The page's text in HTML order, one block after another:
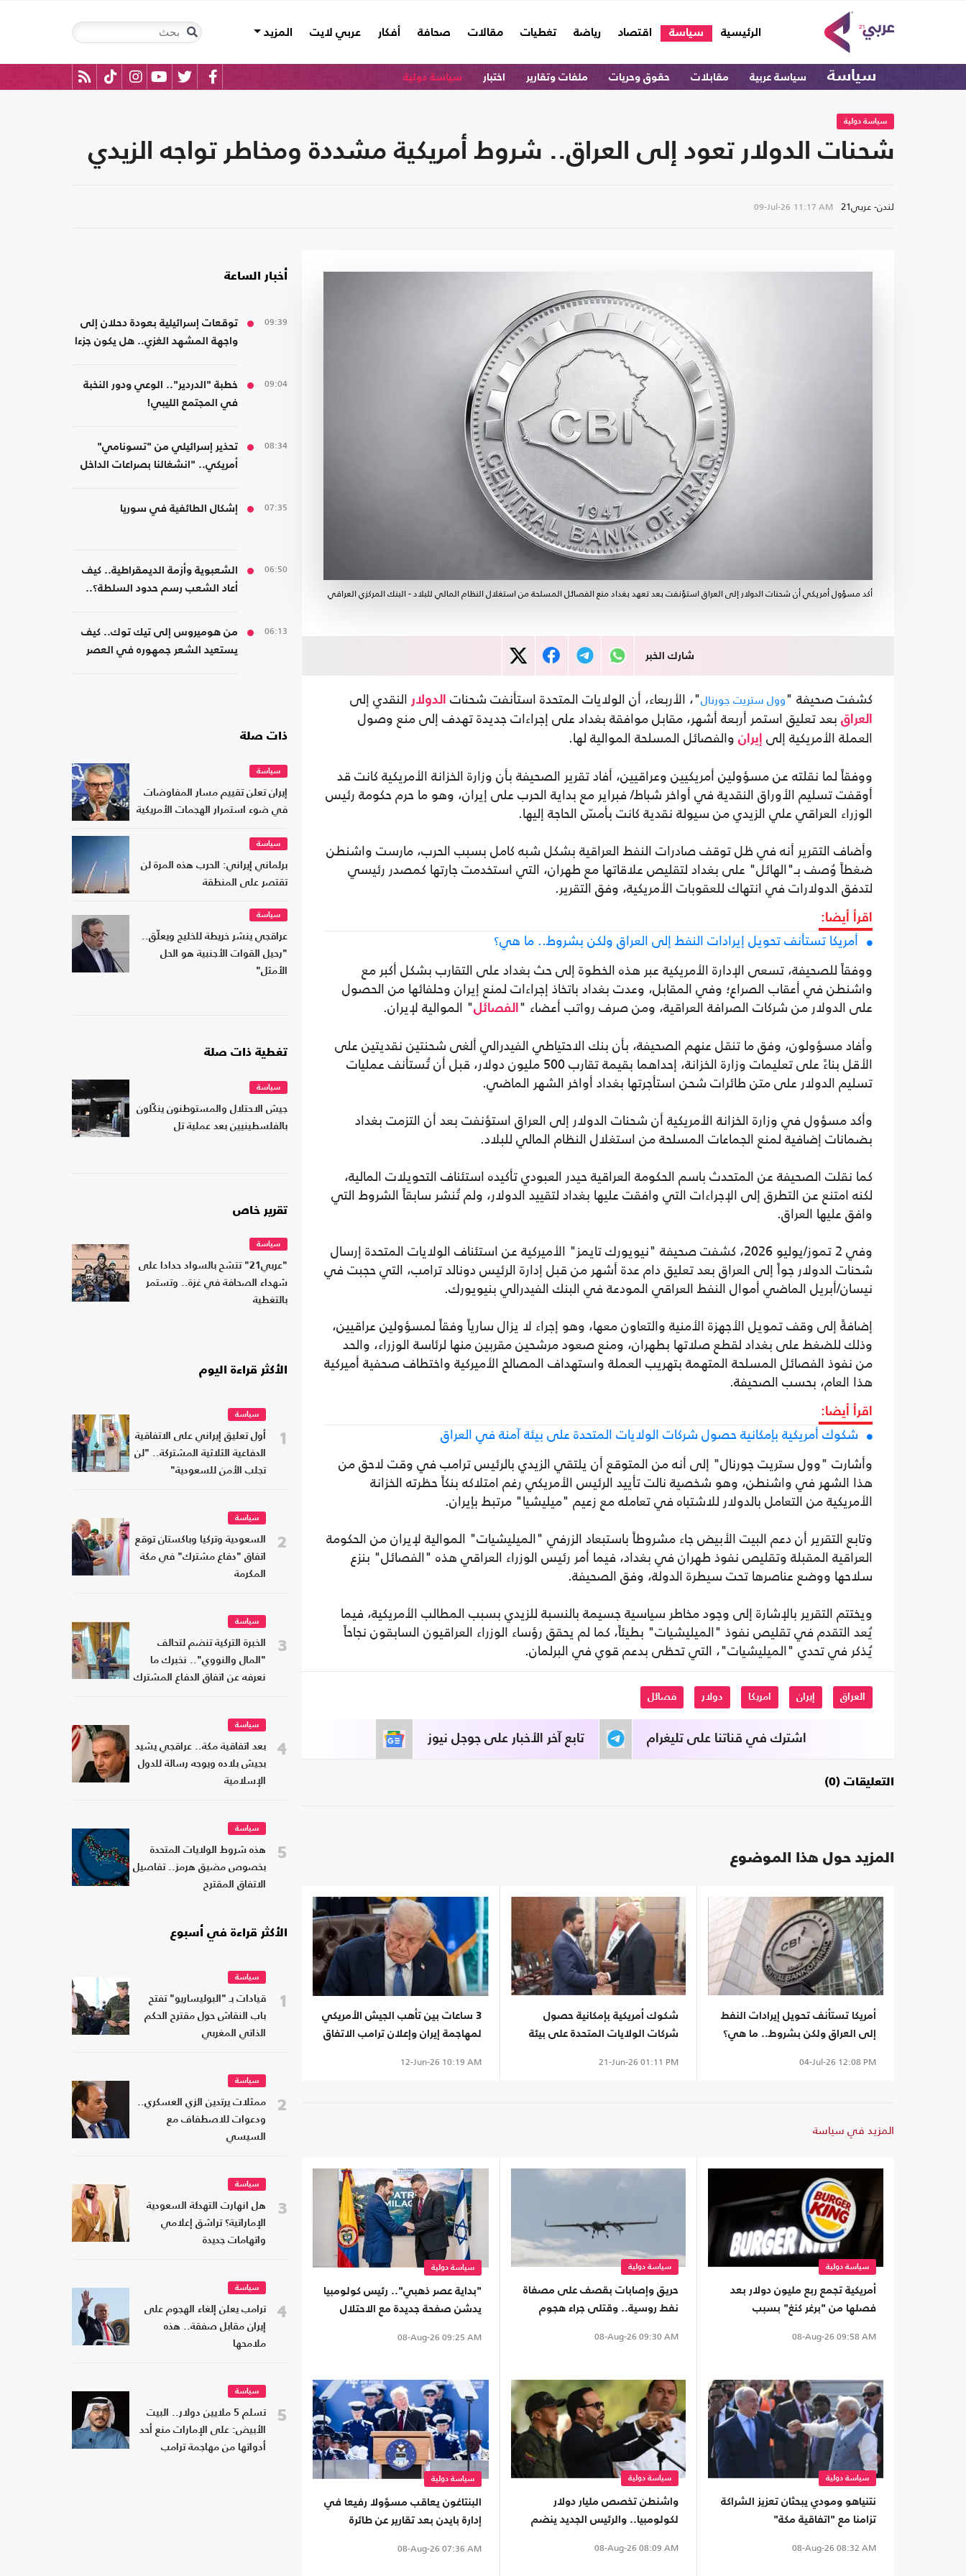
الرئيسية
(current) سياسة اقتصاد رياضة تغطيات مقالات صحافة أفكار عربي لايت المزيد
سياسة سياسة عربية مقابلات حقوق وحريات ملفات وتقارير اختبار سياسة دولية
سياسة دولية
شحنات الدولار تعود إلى العراق.. شروط أمريكية مشددة ومخاطر تواجه الزيدي
لندن- عربي21 09-Jul-26 11:17 AM
أكد مسؤول أمريكي أن شحنات الدولار إلى العراق استؤنفت بعد تعهد بغداد منع الفصائل المسلحة من استغلال النظام المالي للبلاد - البنك المركزي العراقي
شارك الخبر
كشفت صحيفة "وول ستريت جورنال"، الأربعاء، أن الولايات المتحدة استأنفت شحنات الدولار النقدي إلى
العراق بعد تعليق استمر أربعة أشهر، مقابل موافقة بغداد على إجراءات جديدة تهدف إلى منع وصول
العملة الأمريكية إلى
إيران والفصائل المسلحة الموالية لها.
ووفقاً لما نقلته عن مسؤولين أمريكيين وعراقيين، أفاد تقرير الصحيفة بأن وزارة الخزانة الأمريكية كانت قد
أوقفت تسليم الأوراق النقدية في أواخر شباط/ فبراير مع بداية الحرب على إيران، وهو ما حرم حكومة رئيس
الوزراء العراقي علي الزيدي من سيولة نقدية كانت بأمسّ الحاجة إليها.
وأضاف التقرير أنه في ظل توقف صادرات النفط العراقية بشكل شبه كامل بسبب الحرب، مارست واشنطن
ضغطاً وُصف بـ"الهائل" على بغداد لتقليص علاقاتها مع طهران، التي استخدمت جارتها كمصدر رئيسي
لتدفق الدولارات في انتهاك للعقوبات الأمريكية، وفق التقرير.
اقرأ أيضا:
أمريكا تستأنف تحويل إيرادات النفط إلى العراق ولكن بشروط.. ما هي؟
ووفقاً للصحيفة، تسعى الإدارة الأمريكية عبر هذه الخطوة إلى حث بغداد على التقارب بشكل أكبر مع
واشنطن في أعقاب الصراع؛ وفي المقابل، وعدت بغداد باتخاذ إجراءات لمنع إيران وحلفائها من الحصول
على الدولار من شركات الصرافة العراقية، ومن صرف رواتب أعضاء " الفصائل" الموالية لإيران.
وأفاد مسؤولون، وفق ما تنقل عنهم الصحيفة، بأن بنك الاحتياطي الفيدرالي ألغى شحنتين نقديتين على
الأقل بناءً على تعليمات وزارة الخزانة، إحداهما بقيمة تقارب 500 مليون دولار، قبل أن تُستأنف عمليات
تسليم الدولار على متن طائرات شحن استأجرتها بغداد أواخر الشهر الماضي.
وأكد مسؤول في وزارة الخزانة الأمريكية أن شحنات الدولار إلى العراق استؤنفت بعد أن التزمت بغداد
بضمانات إضافية لمنع الجماعات المسلحة من استغلال النظام المالي للبلاد.
كما نقلت الصحيفة عن المتحدث باسم الحكومة العراقية حيدر العبودي تأكيده استئناف التحويلات المالية،
لكنه امتنع عن التطرق إلى الإجراءات التي وافقت عليها بغداد لتقييد الدولار، ولم تُنشر سابقاً الشروط التي
وافق عليها العراق.
وفي 2 تموز/يوليو 2026، كشفت صحيفة "نيويورك تايمز" الأميركية عن استئناف الولايات المتحدة إرسال
شحنات الدولار جواً إلى العراق بعد تعليق دام عدة أشهر من قبل إدارة الرئيس دونالد ترامب، التي حجبت في
نيسان/أبريل الماضي أموال النفط العراقي المودعة في البنك الفيدرالي بنيويورك.
إضافةً إلى وقف تمويل الأجهزة الأمنية والتعاون معها، وهو إجراء لا يزال سارياً وفقاً لمسؤولين عراقيين،
وذلك للضغط على بغداد لقطع صلاتها بطهران، ومنع صعود مرشحين مقربين منها لرئاسة الوزراء، والحد
من نفوذ الفصائل المسلحة المتهمة بتهريب العملة واستهداف المصالح الأميركية واختطاف صحفية أميركية
هذا العام، بحسب الصحيفة.
اقرأ أيضا:
شكوك أمريكية بإمكانية حصول شركات الولايات المتحدة على بيئة آمنة في العراق
وأشارت "وول ستريت جورنال" إلى أنه من المتوقع أن يلتقي الزيدي بالرئيس ترامب في وقت لاحق من
هذا الشهر في واشنطن، وهو شخصية نالت تأييد الرئيس الأمريكي رغم امتلاكه بنكاً حظرته الخزانة
الأمريكية من التعامل بالدولار للاشتباه في تعامله مع زعيم "ميليشيا" مرتبط بإيران.
وتابع التقرير أن دعم البيت الأبيض جاء مشروطاً باستبعاد الزرفي "الميليشيات" الموالية لإيران من الحكومة
العراقية المقبلة وتقليص نفوذ طهران في بغداد، فيما أمر رئيس الوزراء العراقي هذه "الفصائل" بنزع
سلاحها ووضع عناصرها تحت سيطرة الدولة، وفق الصحيفة.
ويختتم التقرير بالإشارة إلى وجود مخاطر سياسية جسيمة بالنسبة للزيدي بسبب المطالب الأمريكية، فيما
يُعد التقدم في تقليص نفوذ "الميليشيات" بطيئاً، كما لم يحقق رؤساء الوزراء العراقيون السابقون نجاحاً
يُذكر في تحدي "الميليشيات"، التي تحظى بدعم قوي في البرلمان.
العراق إيران امريكا دولار فصائل
تابع آخر الأخبار على جوجل نيوز اشترك في قناتنا على تليغرام
التعليقات (0)
المزيد حول هذا الموضوع
أمريكا تستأنف تحويل إيرادات النفط
إلى العراق ولكن بشروط.. ما هي؟
04-Jul-26 12:08 PM
شكوك أمريكية بإمكانية حصول
شركات الولايات المتحدة على بيئة
21-Jun-26 01:11 PM
3 ساعات بين تأهب الجيش الأمريكي
لمهاجمة إيران وإعلان ترامب الاتفاق
12-Jun-26 10:19 AM
المزيد في سياسة
سياسة دولية
أمريكية تجمع ربع مليون دولار بعد
فصلها من "برغر كنغ" بسبب
08-Aug-26 09:58 AM
سياسة دولية
حريق وإصابات بقصف على مصفاة
نفط روسية.. وقتلى جراء هجوم
08-Aug-26 09:30 AM
سياسة دولية
"بداية عصر ذهبي".. رئيس كولومبيا
يدشن صفحة جديدة مع الاحتلال
08-Aug-26 09:25 AM
سياسة دولية
نتنياهو ومودي يبحثان تعزيز الشراكة
تزامنا مع "اتفاقية مكة"
08-Aug-26 08:32 AM
سياسة دولية
واشنطن تخصص مليار دولار
لكولومبيا.. والرئيس الجديد ينضم
08-Aug-26 08:09 AM
سياسة دولية
البنتاغون يعاقب مسؤولا رفيعا في
إدارة بايدن بعد تقارير عن طائرة
08-Aug-26 07:36 AM
أخبار الساعة
09:39
توقعات إسرائيلية بعودة دحلان إلى
واجهة المشهد الغزي.. هل يكون جزءا
09:04
خطبة "الدردير".. الوعي ودور النخبة
في المجتمع الليبي!
08:34
تحذير إسرائيلي من "تسونامي"
أمريكي.. "انشغالنا بصراعات الداخل
07:35 إشكال الطائفية في سوريا
06:50
الشعبوية وأزمة الديمقراطية.. كيف
أعاد الشعب رسم حدود السلطة؟..
06:13
من هوميروس إلى تيك توك.. كيف
يستعيد الشعر جمهوره في العصر
ذات صلة
سياسة
إيران تعلن تقييم مسار المفاوضات
في ضوء استمرار الهجمات الأمريكية
سياسة
برلماني إيراني: الحرب هذه المرة لن
تقتصر على المنطقة
سياسة
عراقجي ينشر خريطة للخليج ويعلّق..
"رحيل القوات الأجنبية هو الحل
الأمثل"
تغطية ذات صلة
سياسة
جيش الاحتلال والمستوطنون ينكّلون
بالفلسطينيين بعد عملية تل
تقرير خاص
سياسة
"عربي21" تتشح بالسواد حدادا على
شهداء الصحافة في غزة.. وتستمر
بالتغطية
الأكثر قراءة اليوم
1
سياسة
أول تعليق إيراني على الاتفاقية
الدفاعية الثلاثية المشتركة.. "لن
تجلب الأمن للسعودية"
2
سياسة
السعودية وتركيا وباكستان توقع
اتفاق "دفاع مشترك" في مكة
المكرمة
3
سياسة
الخبرة التركية تنضم لتحالف
"المال والنووي".. نخبرك ما
نعرفه عن اتفاق الدفاع المشترك
4
سياسة
بعد اتفاقية مكة.. عراقجي يشيد
بجيش بلاده ويوجه رسالة للدول
الإسلامية
5
سياسة
هذه شروط الولايات المتحدة
بخصوص مضيق هرمز.. تفاصيل
الاتفاق المقترح
الأكثر قراءة في أسبوع
1
سياسة
قيادات بـ "البوليساريو" تفتح
باب النقاش حول مقترح الحكم
الذاتي المغربي
2
سياسة
ممثلات يرتدين الزي العسكري..
ودعوات للاصطفاف مع
السيسي
3
سياسة
هل انهارت التهدئة السعودية
الإماراتية؟ تراشق إعلامي
واتهامات جديدة
4
سياسة
ترامب يعلن إلغاء الهجوم على
إيران مقابل صفقة.. هذه
ملامحها
5
سياسة
تسلم 5 ملايين دولار.. البيت
الأبيض: على الإمارات منع أحد
أدواتها من مهاجمة ترامب